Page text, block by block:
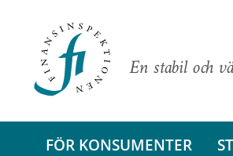
En stabil och
FÖR KONSUMENTER